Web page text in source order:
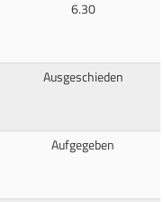
6.30
Ausgeschieden
Aufgegeben